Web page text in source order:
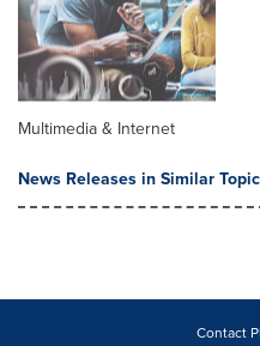
Multimedia & Internet
News Releases in Similar
Contact